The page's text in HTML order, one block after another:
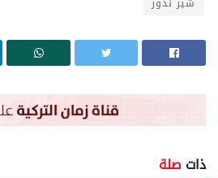
شير ندور
ذات صلة